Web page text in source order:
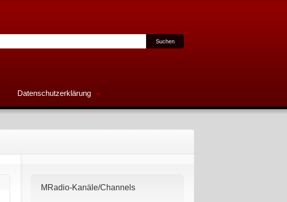
Datenschutzerklärung
MRadio-Kanäle/Channels